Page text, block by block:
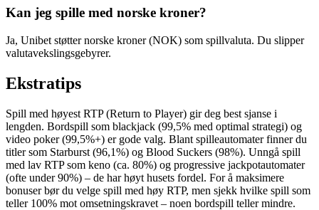
Kan jeg spille med norske kroner?
Ja, Unibet støtter norske kroner (NOK) som spillvaluta. Du slipper
valutavekslingsgebyrer.
Ekstratips
Spill med høyest RTP (Return to Player) gir deg best sjanse i
lengden. Bordspill som blackjack (99,5% med optimal strategi) og
video poker (99,5%+) er gode valg. Blant spilleautomater finner du
titler som Starburst (96,1%) og Blood Suckers (98%). Unngå spill
med lav RTP som keno (ca. 80%) og progressive jackpotautomater
(ofte under 90%) – de har høyt husets fordel. For å maksimere
bonuser bør du velge spill med høy RTP, men sjekk hvilke spill som
teller 100% mot omsetningskravet – noen bordspill teller mindre.